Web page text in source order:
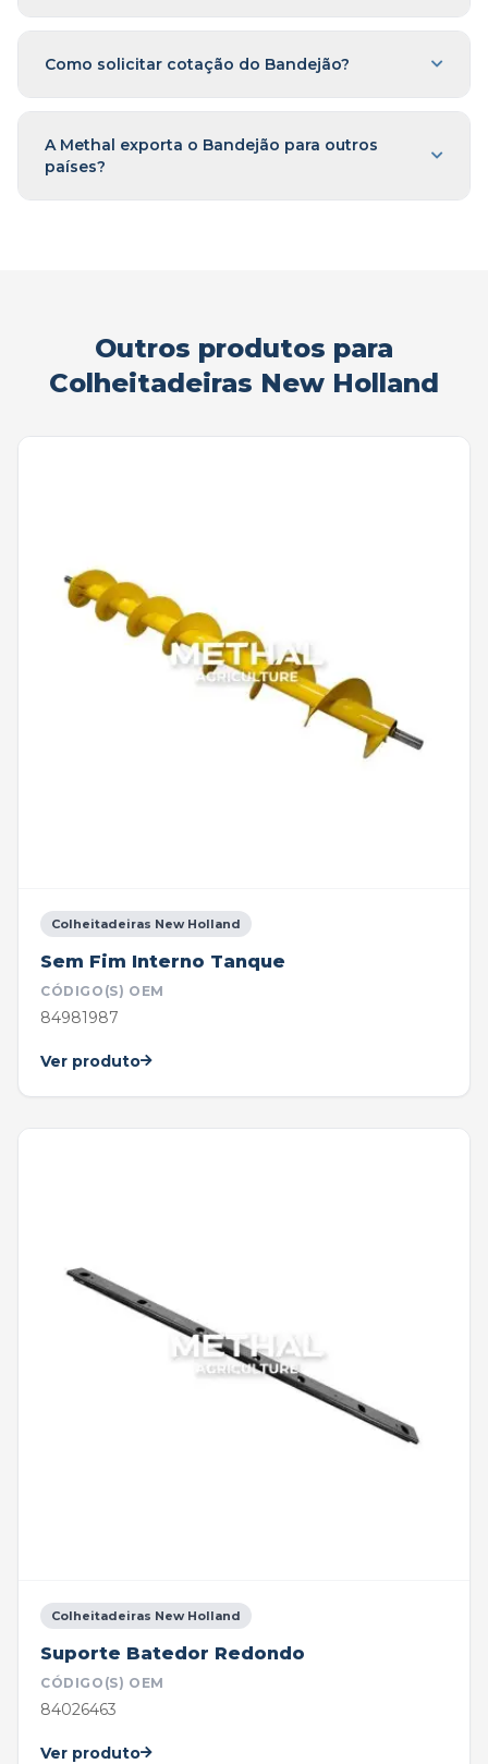
Como solicitar cotação do Bandejão?
A Methal exporta o Bandejão para outros
países?
Outros produtos para
Colheitadeiras New Holland
Colheitadeiras New Holland
Sem Fim Interno Tanque
CÓDIGO(S) OEM
84981987
Ver produto
Colheitadeiras New Holland
Suporte Batedor Redondo
CÓDIGO(S) OEM
84026463
Ver produto